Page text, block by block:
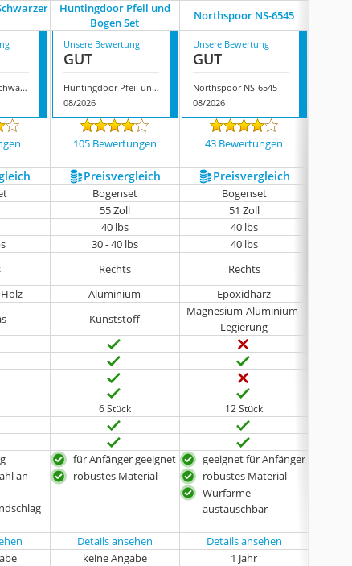
Huntingdoor Pfeil und
Bogen Set
Northspoor NS-6545
Drake Archery Schwarzer Rabe
Unsere Bewertung
GUT
Huntingdoor Pfeil und Bogen Set
08/2026
Unsere Bewertung
GUT
Northspoor NS-6545
08/2026
105 Bewertungen 43 Bewertungen
Preis­vergleich Preis­vergleich
Bogenset Bogenset
55 Zoll
51 Zoll
40 lbs 40 lbs
30 - 40 lbs 40 lbs
Rechts
Rechts
Aluminium Epoxidharz
Kunststoff
Magnesium-Aluminium-
Legierung
6 Stück 12 Stück
an
für Anfänger geeignet
robustes Material
geeignet für Anfänger
robustes Material
Wurfarme
austauschbar
Details ansehen
Details ansehen
keine Angabe 1 Jahr